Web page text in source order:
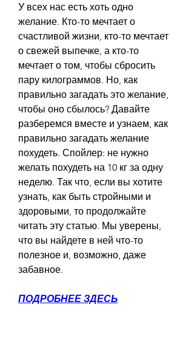
У всех нас есть хоть одно
желание. Кто-то мечтает о
счастливой жизни, кто-то мечтает
о свежей выпечке, а кто-то
мечтает о том, чтобы сбросить
пару килограммов. Но, как
правильно загадать это желание,
чтобы оно сбылось? Давайте
разберемся вместе и узнаем, как
правильно загадать желание
похудеть. Спойлер: не нужно
желать похудеть на 10 кг за одну
неделю. Так что, если вы хотите
узнать, как быть стройными и
здоровыми, то продолжайте
читать эту статью. Мы уверены,
что вы найдете в ней что-то
полезное и, возможно, даже
забавное.
ПОДРОБНЕЕ ЗДЕСЬ